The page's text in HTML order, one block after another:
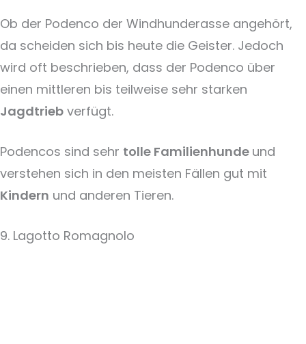
Ob der Podenco der Windhunderasse angehört,
da scheiden sich bis heute die Geister. Jedoch
wird oft beschrieben, dass der Podenco über
einen mittleren bis teilweise sehr starken
Jagdtrieb verfügt.
Podencos sind sehr tolle Familienhunde und
verstehen sich in den meisten Fällen gut mit
Kindern und anderen Tieren.
9. Lagotto Romagnolo